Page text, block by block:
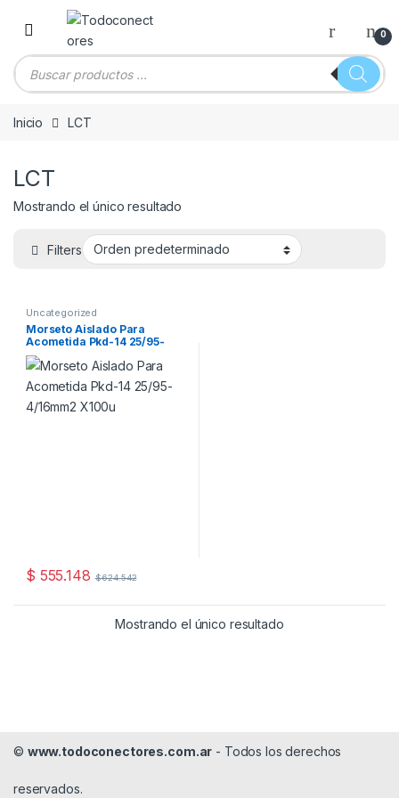
Skip to navigation
Skip to content
0
Búsqueda de productos
Inicio LCT
LCT
Mostrando el único resultado
Filters
Uncategorized
Morseto Aislado Para
Acometida Pkd-14 25/95-
4/16mm2 X100u
$ 555.148 $624.542
Mostrando el único resultado
© www.todoconectores.com.ar - Todos los derechos
reservados.